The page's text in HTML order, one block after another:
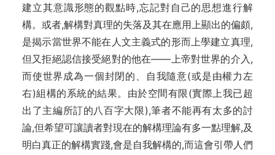
建立其意識形態的觀點時,忘記對自己的思想進行解
構。或者,解構對真理的失落及其在應用上顯出的偏頗,
是揭示當世界不能在人文主義式的形而上學建立真理,
但又拒絕認信接受絕對的他在——上帝對世界的介入,
而使世界成為一個封閉的、自我隨意(或是由權力左
右)組構的系統的結果。由於空間有限(實際上我已超
出了主編所訂的八百字大限),筆者不能再有太多的討
論,但希望可讓讀者對現在的解構理論有多一點理解,及
明白真正的解構實踐,會是自我解構的,而這會引帶人們